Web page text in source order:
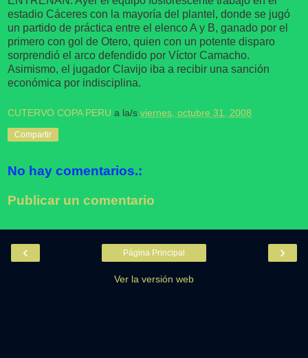
estadio Cáceres con la mayoría del plantel, donde se jugó
un partido de práctica entre el elenco A y B, ganado por el
primero con gol de Otero, quien con un potente disparo
sorprendió el arco defendido por Víctor Camacho.
Asimismo, el jugador Clavijo iba a recibir una sanción
económica por indisciplina.
CUTERVO COPA PERU a la/s viernes, octubre 31, 2008
Compartir
No hay comentarios.:
Publicar un comentario
‹ ›
Página Principal
Ver la versión web